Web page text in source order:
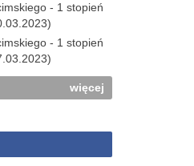
- 1 stopień
- 1 stopień
więcej